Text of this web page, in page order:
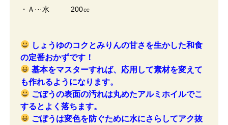
・Ａ···水 200㏄
しょうゆのコクとみりんの甘さを生かした和食
の定番おかずです！
基本をマスターすれば、応用して素材を変えて
も作れるようになります。
ごぼうの表面の汚れは丸めたアルミホイルでこ
するとよく落ちます。
ごぼうは変色を防ぐために水にさらしてアク抜